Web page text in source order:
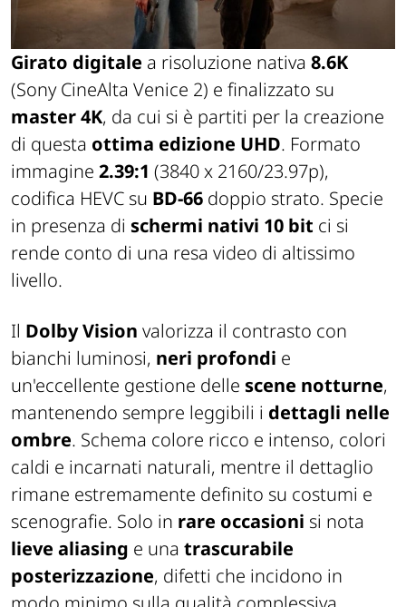
Girato digitale a risoluzione nativa 8.6K
(Sony CineAlta Venice 2) e finalizzato su
master 4K, da cui si è partiti per la creazione
di questa ottima edizione UHD. Formato
immagine 2.39:1 (3840 x 2160/23.97p),
codifica HEVC su BD-66 doppio strato. Specie
in presenza di schermi nativi 10 bit ci si
rende conto di una resa video di altissimo
livello.
Il Dolby Vision valorizza il contrasto con
bianchi luminosi, neri profondi e
un'eccellente gestione delle scene notturne,
mantenendo sempre leggibili i dettagli nelle
ombre. Schema colore ricco e intenso, colori
caldi e incarnati naturali, mentre il dettaglio
rimane estremamente definito su costumi e
scenografie. Solo in rare occasioni si nota
lieve aliasing e una trascurabile
posterizzazione, difetti che incidono in